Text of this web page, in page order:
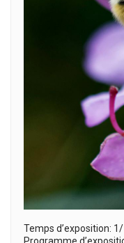
Temps d’exposition:
Programme